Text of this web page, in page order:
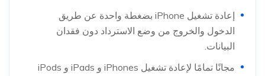
إعادة تشغيل iPhone بضغطة واحدة عن طريق
الدخول والخروج من وضع الاسترداد دون فقدان
البيانات.
مجانًا تمامًا لإعادة تشغيل iPhones و iPads و iPods